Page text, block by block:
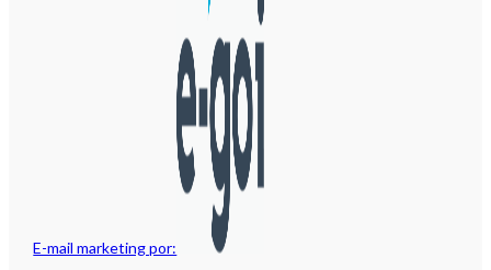
E-mail marketing por: